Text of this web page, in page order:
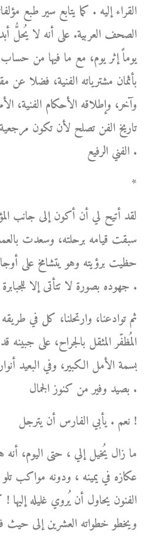
القراء إليه . كما يتابع سير طبع
الصحف العربية. على أنه لا يُحلُّ
يوماً إثر يوم، مع ما فيها من حساب
بأثمان مشترياته الفنية، فضلا عن
وآخر، وإطلاقه الأحكام الفنية،
تاريخ الفن تصلح لأن تكون
الفني الرفيع .
*
لقد أتيح لي أن أكون إلى جانب
سبقت قيامه برحلته، وسعدت
حظيت برؤيته وهو يتشامخ على
جهوده بصورة لا تتأتى إلا للجبابرة .
ثم توادعنا، وارتحلنا، كل في
المُظفّر المثقل بالجراح، على جبينه
بسمة الأمل الكبير، وفي البعيد
بصيد وفير من كنوز الجمال .
نعم . يأبي الفارس أن يترجل !
ما زال يُخيل إلي ، حتى اليوم، أنه
عكازه في يمينه ، ودونه مواكب
الفنون يحاول أن يُروي غليله
ويخطو خطواته العشرين إلى حيث